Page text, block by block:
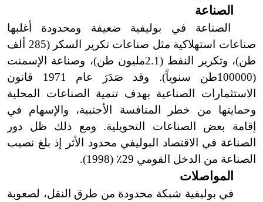
الصناعة
الصناعة في بوليفية ضعيفة ومحدودة أغلبها
صناعات استهلاكية مثل صناعات تكرير السكر (285 ألف
طن)، وتكرير النفط (2.1مليون طن)، وصناعة الإسمنت
(100000طن سنوياً). وقد صَدَرَ عام 1971 قانون
الاستثمارات الصناعية بهدف تنمية الصناعات المحلية
وحمايتها من خطر المنافسة الأجنبية، والإسهام في
إقامة بعض الصناعات التحويلية. ومع ذلك ظل دور
الصناعة في الاقتصاد البوليفي محدود الأثر إذ بلغ نصيب
الصناعة من الدخل القومي 29
٪ (1998).
المواصلات
في بوليفية شبكة محدودة من طرق النقل، لصعوبة